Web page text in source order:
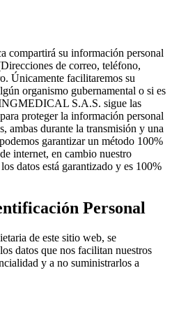
su información personal
de correo, teléfono,
Únicamente facilitaremos su
organismo gubernamental o si es
S.A.S. sigue las
proteger la información personal
ambas durante la transmisión y una
garantizar un método 100%
internet, en cambio nuestro
datos está garantizado y es 100%
Personal
de este sitio web, se
datos que nos facilitan nuestros
y a no suministrarlos a